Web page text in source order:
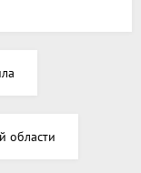
области